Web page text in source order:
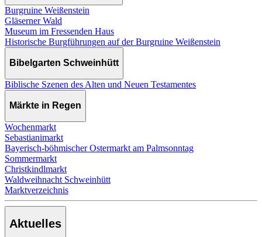
Burgruine Weißenstein
Gläserner Wald
Museum im Fressenden Haus
Historische Burgführungen auf der Burgruine Weißenstein
Bibelgarten Schweinhütt
Biblische Szenen des Alten und Neuen Testamentes
Märkte in Regen
Wochenmarkt
Sebastianimarkt
Bayerisch-böhmischer Ostermarkt am Palmsonntag
Sommermarkt
Christkindlmarkt
Waldweihnacht Schweinhütt
Marktverzeichnis
Aktuelles